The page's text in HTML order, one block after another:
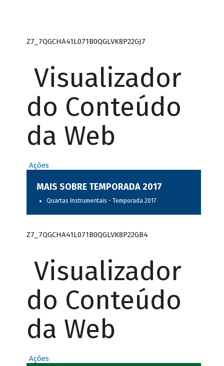
Z7_7QGCHA41L071B0QGLVK8P22GJ7
Visualizador
do Conteúdo
da Web
Ações
MAIS SOBRE TEMPORADA 2017
Quartas Instrumentais - Temporada 2017
Z7_7QGCHA41L071B0QGLVK8P22GB4
Visualizador
do Conteúdo
da Web
Ações